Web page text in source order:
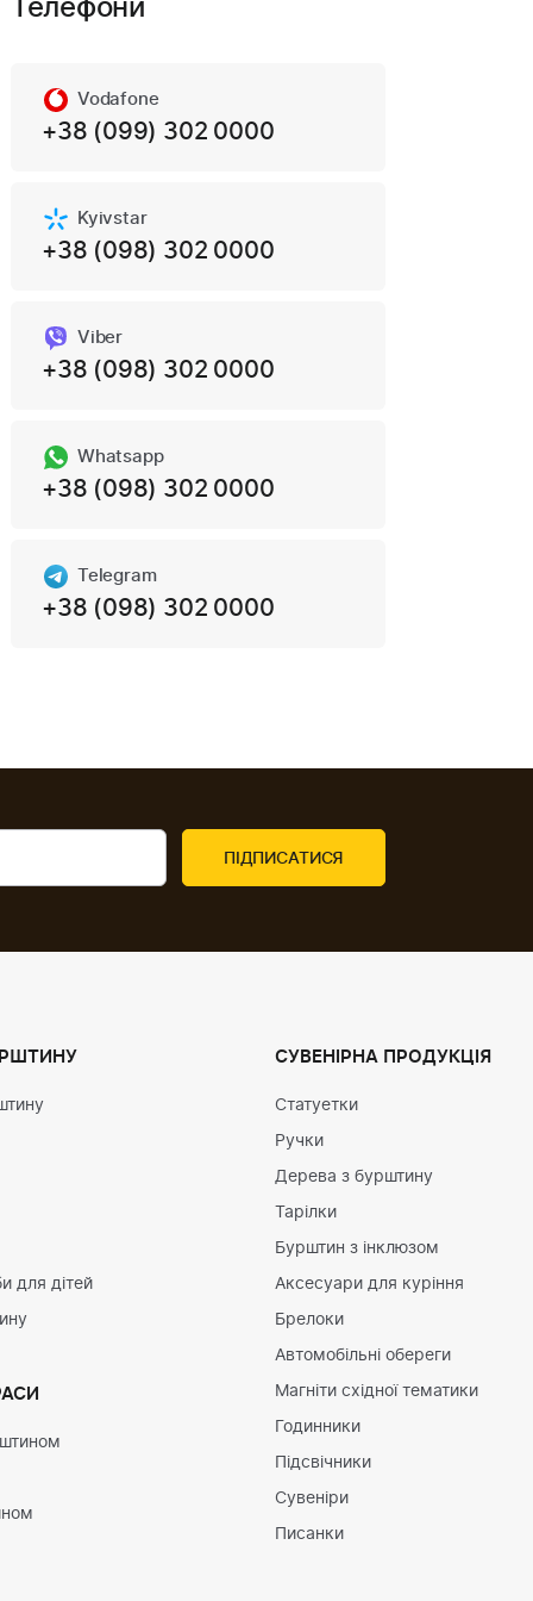
Телефони
Vodafone
+38 (099) 302 0000
Kyivstar
+38 (098) 302 0000
Viber
+38 (098) 302 0000
Whatsapp
+38 (098) 302 0000
Telegram
+38 (098) 302 0000
для дітей
СУВЕНІРНА ПРОДУКЦІЯ
Статуетки
Ручки
Дерева з бурштину
Тарілки
Бурштин з інклюзом
Аксесуари для куріння
Брелоки
Автомобільні обереги
Магніти східної тематики
Годинники
Підсвічники
Сувеніри
Писанки